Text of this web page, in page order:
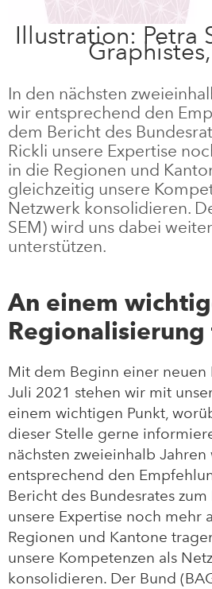
Illustration: Petra
In den nächsten
wir entsprechend den
dem Bericht des
Rickli unsere Expertise
in die Regionen und
gleichzeitig unsere
Netzwerk konsolidieren.
SEM) wird uns dabei
unterstützen.
An einem
Mit dem Beginn einer
Juli 2021 stehen wir mit
einem wichtigen Punkt,
dieser Stelle gerne
nächsten zweieinhalb
entsprechend den
Bericht des Bundesrates zum
unsere Expertise noch mehr
Regionen und Kantone
unsere Kompetenzen als
konsolidieren. Der Bund